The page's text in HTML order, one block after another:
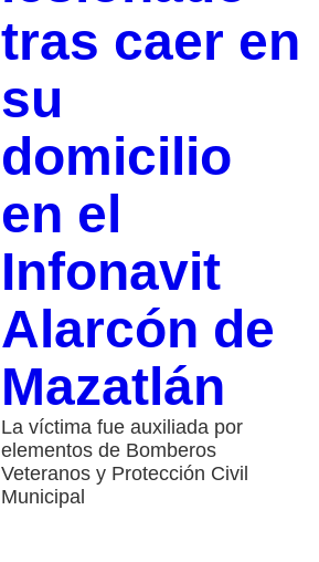
tras caer en
su
domicilio
en el
Infonavit
Alarcón de
Mazatlán
La víctima fue auxiliada por
elementos de Bomberos
Veteranos y Protección Civil
Municipal